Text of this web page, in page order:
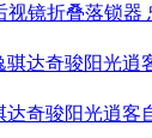
镜折叠落锁器
奇骏阳光逍客